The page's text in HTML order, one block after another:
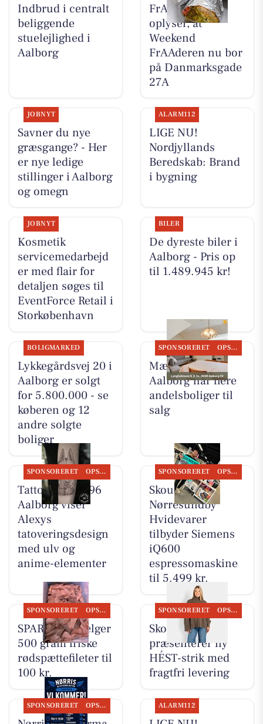
Indbrud i centralt
beliggende
stuelejlighed i
Aalborg
FrAAderen
oplyser, at
Weekend
FrAAderen nu bor
på Danmarksgade
27A
JOBNYT
Savner du nye
græsgange? - Her
er nye ledige
stillinger i Aalborg
og omegn
ALARM112
LIGE NU!
Nordjyllands
Beredskab: Brand
i bygning
JOBNYT
Kosmetik
servicemedarbejd
er med flair for
detaljen søges til
EventForce Retail i
Storkøbenhavn
BILER
De dyreste biler i
Aalborg - Pris op
til 1.489.945 kr!
BOLIGMARKED
Lykkegårdsvej 20 i
Aalborg er solgt
for 5.800.000 - se
køberen og 12
andre solgte
boliger
SPONSORERET OPSLAGSTAVLEN
Mæglerhuset
Aalborg har flere
andelsboliger til
salg
SPONSORERET OPSLAGSTAVLEN
Tattoo Studio 96
Aalborg viser
Alexys
tatoveringsdesign
med ulv og
anime-elementer
SPONSORERET OPSLAGSTAVLEN
Skousen
Nørresundby
Hvidevarer
tilbyder Siemens
iQ600
espressomaskine
til 5.499 kr.
SPONSORERET OPSLAGSTAVLEN
SPAR Visse sælger
500 gram friske
rødspættefileter til
100 kr.
SPONSORERET OPSLAGSTAVLEN
Skott Aalborg
præsenterer ny
HÉST-strik med
fragtfri levering
SPONSORERET OPSLAGSTAVLEN ALARM112